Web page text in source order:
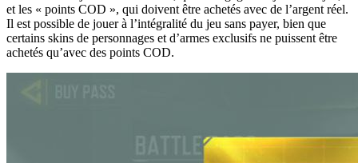
et les « points COD », qui doivent être achetés avec de l’argent réel.
Il est possible de jouer à l’intégralité du jeu sans payer, bien que
certains skins de personnages et d’armes exclusifs ne puissent être
achetés qu’avec des points COD.